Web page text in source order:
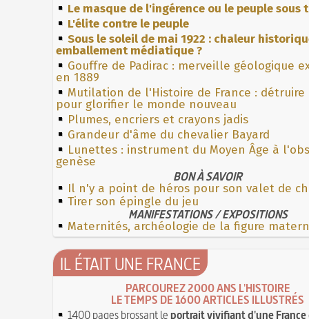
Le masque de l'ingérence ou le peuple sous
L'élite contre le peuple
Sous le soleil de mai 1922 : chaleur
emballement médiatique ?
Gouffre de Padirac : merveille géologique
en 1889
Mutilation de l'Histoire de France : détruire
pour glorifier le monde nouveau
Plumes, encriers et crayons jadis
Grandeur d'âme du chevalier Bayard
Lunettes : instrument du Moyen Âge à
genèse
BON À SAVOIR
Il n'y a point de héros pour son valet de
Tirer son épingle du jeu
MANIFESTATIONS / EXPOSITIONS
Maternités, archéologie de la figure
IL ÉTAIT UNE FRANCE
PARCOUREZ 2000 ANS L'HISTOIRE
LE TEMPS DE 1600 ARTICLES ILLUSTRÉS
1400 pages brossant leportrait vivifiant d'une France